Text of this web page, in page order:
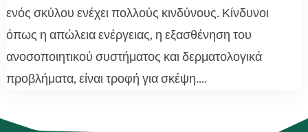
ενός σκύλου ενέχει πολλούς κινδύνους. Κίνδυνοι
όπως η απώλεια ενέργειας, η εξασθένηση του
ανοσοποιητικού συστήματος και δερματολογικά
προβλήματα, είναι τροφή για σκέψη....